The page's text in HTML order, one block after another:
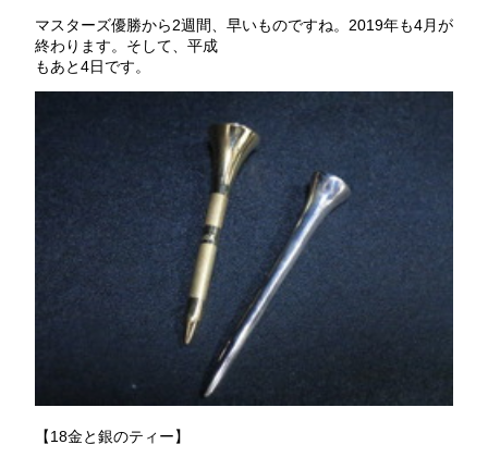
マスターズ優勝から2週間、早いものですね。2019年も4月が
終わります。そして、平成
もあと4日です。
【18金と銀のティー】